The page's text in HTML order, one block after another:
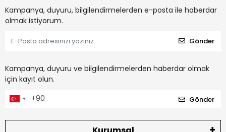
Kampanya, duyuru, bilgilendirmelerden e-posta ile haberdar
olmak istiyorum.
Gönder
Kampanya, duyuru ve bilgilendirmelerden haberdar olmak
için kayıt olun.
Gönder